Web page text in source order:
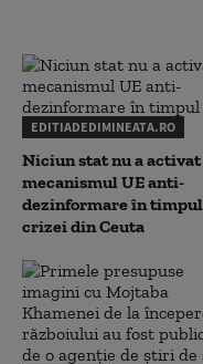
EDITIADEDIMINEATA.RO
Niciun stat nu a activat
mecanismul UE anti-
dezinformare în timpul
crizei din Ceuta